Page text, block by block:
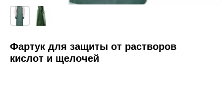
Фартук для защиты от растворов
кислот и щелочей